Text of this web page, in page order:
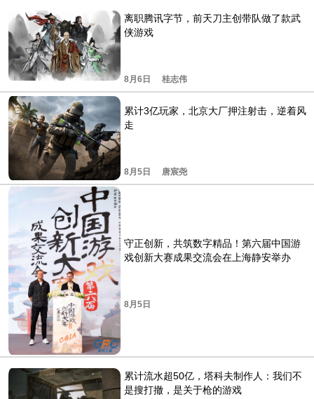
离职腾讯字节，前天刀主创带队做了款武
侠游戏
8月6日 桂志伟
累计3亿玩家，北京大厂押注射击，逆着风
走
8月5日 唐宸尧
守正创新，共筑数字精品！第六届中国游
戏创新大赛成果交流会在上海静安举办
8月5日
累计流水超50亿，塔科夫制作人：我们不
是搜打撤，是关于枪的游戏